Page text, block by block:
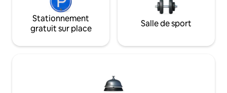
Stationnement
gratuit sur place
Salle de sport